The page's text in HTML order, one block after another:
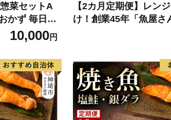
菜セットA
かず 毎日の
け 湯煎 ゆ
チン 温める
任 学生 仕送
ランス 食卓
育工房まん
10,000円
【2カ月定期便】レン
け！創業45年「魚屋さ
塩鮭・銀ダラ各2枚×2
食 おかず 簡単 手軽 レ
さと納税】(H032113)